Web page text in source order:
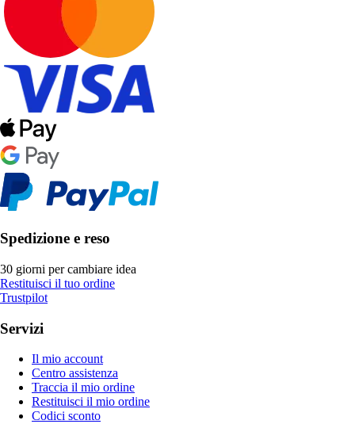
Spedizione e reso
30 giorni per cambiare idea
Restituisci il tuo ordine
Trustpilot
Servizi
Il mio account
Centro assistenza
Traccia il mio ordine
Restituisci il mio ordine
Codici sconto